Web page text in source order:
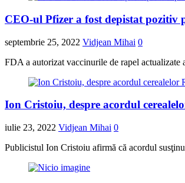
CEO-ul Pfizer a fost depistat
septembrie 25, 2022 Vidjean Mihai 0
FDA a autorizat vaccinurile de rapel
Ion Cristoiu, despre acordul
iulie 23, 2022 Vidjean Mihai 0
Publicistul Ion Cristoiu afirmă că acordul